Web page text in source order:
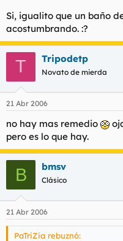
Si, igualito que un baño
acostumbrando. :?
T Tripodetp
Novato de mierda
21 Abr 2006
no hay mas remedio
pero es lo que hay.
B bmsv
Clásico
21 Abr 2006
PaTriZia rebuznó: